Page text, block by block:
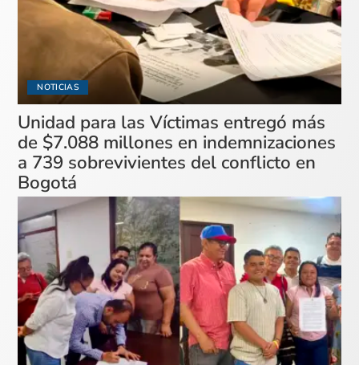
NOTICIAS
Unidad para las Víctimas entregó más
de $7.088 millones en indemnizaciones
a 739 sobrevivientes del conflicto en
Bogotá